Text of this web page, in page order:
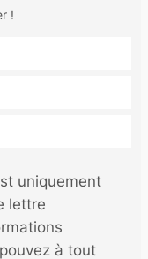
!
uniquement
lettre
à tout